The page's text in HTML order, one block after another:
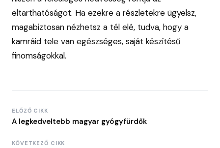
eltarthatóságot. Ha ezekre a részletekre ügyelsz,
magabiztosan nézhetsz a tél elé, tudva, hogy a
kamráid tele van egészséges, saját készítésű
finomságokkal.
ELŐZŐ CIKK
A legkedveltebb magyar gyógyfürdők
KÖVETKEZŐ CIKK